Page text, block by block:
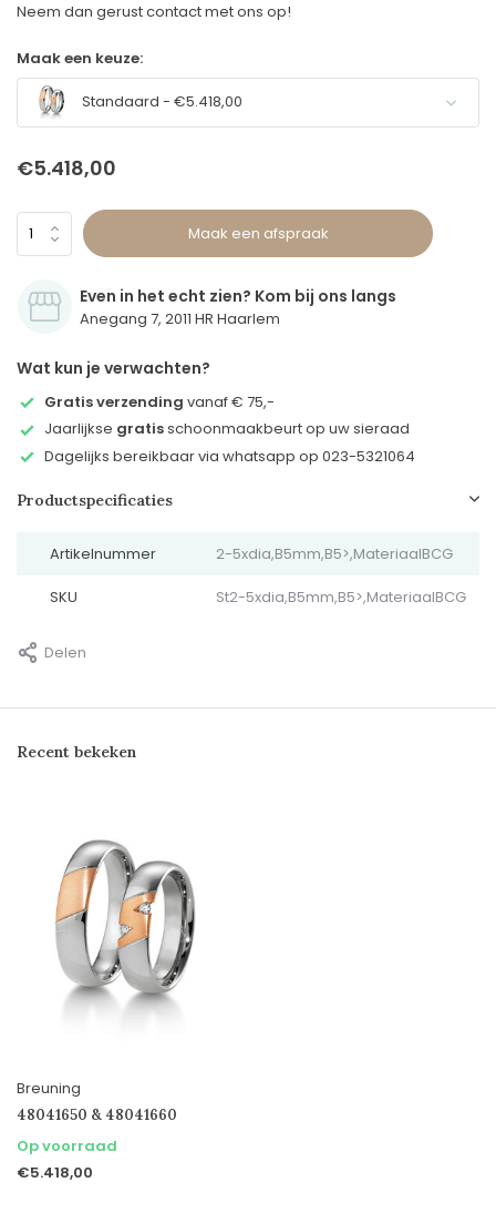
Neem dan gerust contact met ons op!
Maak een keuze:
Standaard - €5.418,00
€5.418,00
Maak een afspraak
Even in het echt zien? Kom bij ons langs
Anegang 7, 2011 HR Haarlem
Wat kun je verwachten?
Gratis verzending vanaf € 75,-
Jaarlijkse gratisschoonmaakbeurt op uw sieraad
Dagelijks bereikbaar via whatsapp op 023-5321064
Productspecificaties
Artikelnummer 2-5xdia,B5mm,B5>,MateriaalBCG
SKU St2-5xdia,B5mm,B5>,MateriaalBCG
Delen
Recent bekeken
Breuning
48041650 & 48041660
Op voorraad
€5.418,00